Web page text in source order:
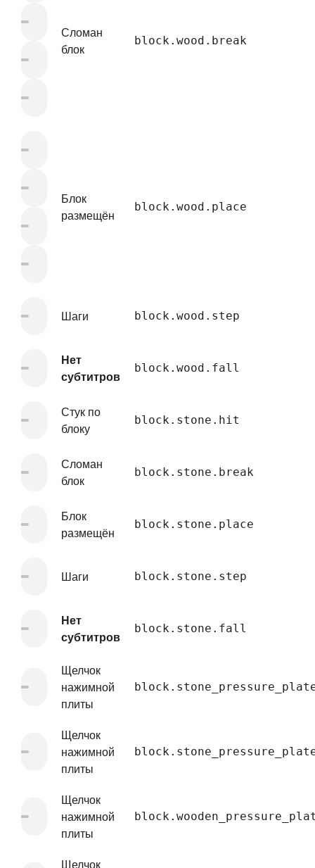
Сломан
блок
block.wood.break
Блок
размещён
block.wood.place
Шаги block.wood.step
Нет
субтитров
block.wood.fall
Стук по
блоку
block.stone.hit
Сломан
блок
block.stone.break
Блок
размещён
block.stone.place
Шаги block.stone.step
Нет
субтитров
block.stone.fall
Щелчок
нажимной
плиты
Щелчок
нажимной
плиты
Щелчок
нажимной
плиты
Щелчок